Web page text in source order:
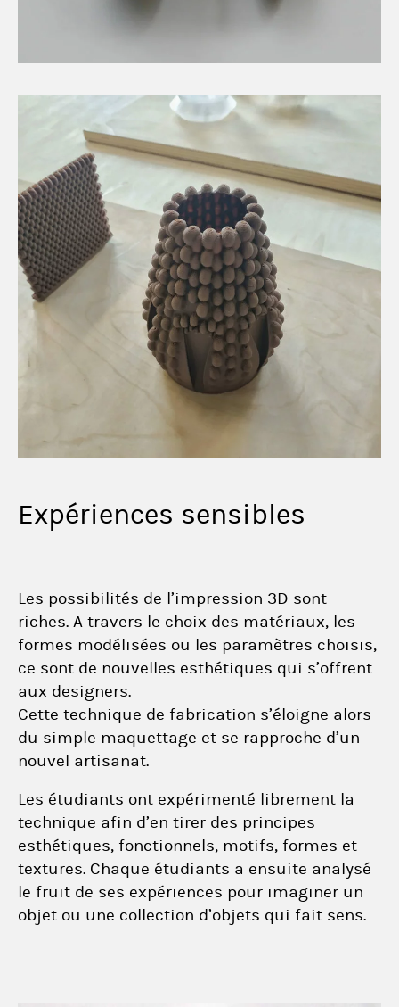
Expériences sensibles
Les possibilités de l’impression 3D sont
riches. A travers le choix des matériaux, les
formes modélisées ou les paramètres choisis,
ce sont de nouvelles esthétiques qui s’offrent
aux designers.
Cette technique de fabrication s’éloigne alors
du simple maquettage et se rapproche d’un
nouvel artisanat.
Les étudiants ont expérimenté librement la
technique afin d’en tirer des principes
esthétiques, fonctionnels, motifs, formes et
textures. Chaque étudiants a ensuite analysé
le fruit de ses expériences pour imaginer un
objet ou une collection d’objets qui fait sens.